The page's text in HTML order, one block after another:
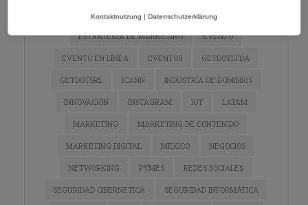
ECOMMERCE EMPRENDEDORES EMPRENDIMIENTO
ESTRATEGIA DE MARKETING EVENTO
EVENTO EN LÍNEA EVENTOS GETDOTLTDA
GETDOTSRL ICANN INDUSTRIA DE DOMINIOS
INNOVACIÓN INSTAGRAM IOT LATAM
MARKETING MARKETING DE CONTENIDO
MARKETING DIGITAL MÉXICO NEGOCIOS
NETWORKING PYMES REDES SOCIALES
SEGURIDAD CIBERNETICA SEGURIDAD INFORMÁTICA
Kontaktnutzung | Datenschutzerklärung